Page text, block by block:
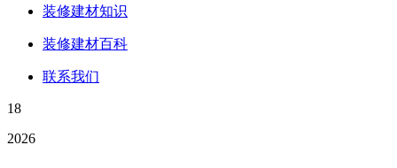
装修建材知识
装修建材百科
联系我们
18
2026